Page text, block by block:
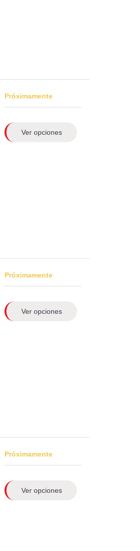
Próximamente
Ver opciones
Próximamente
Ver opciones
Próximamente
Ver opciones